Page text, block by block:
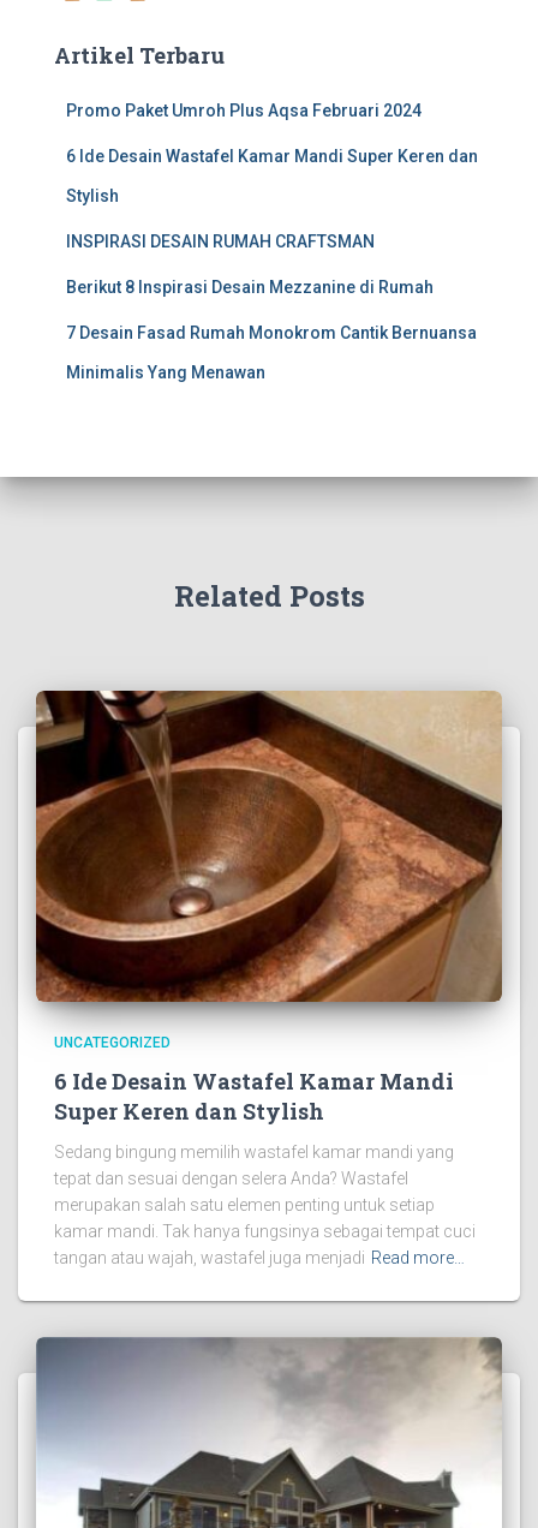
Artikel Terbaru
Promo Paket Umroh Plus Aqsa Februari 2024
6 Ide Desain Wastafel Kamar Mandi Super Keren dan
Stylish
INSPIRASI DESAIN RUMAH CRAFTSMAN
Berikut 8 Inspirasi Desain Mezzanine di Rumah
7 Desain Fasad Rumah Monokrom Cantik Bernuansa
Minimalis Yang Menawan
Related Posts
UNCATEGORIZED
6 Ide Desain Wastafel Kamar Mandi
Super Keren dan Stylish
Sedang bingung memilih wastafel kamar mandi yang
tepat dan sesuai dengan selera Anda? Wastafel
merupakan salah satu elemen penting untuk setiap
kamar mandi. Tak hanya fungsinya sebagai tempat cuci
tangan atau wajah, wastafel juga menjadi Read more…